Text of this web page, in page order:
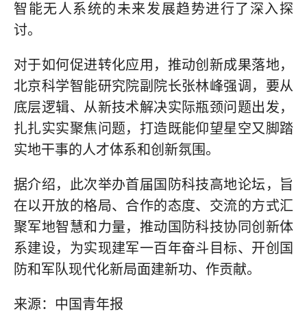
智能无人系统的未来发展趋势进行了深入探
讨。
对于如何促进转化应用，推动创新成果落地，
北京科学智能研究院副院长张林峰强调，要从
底层逻辑、从新技术解决实际瓶颈问题出发，
扎扎实实聚焦问题，打造既能仰望星空又脚踏
实地干事的人才体系和创新氛围。
据介绍，此次举办首届国防科技高地论坛，旨
在以开放的格局、合作的态度、交流的方式汇
聚军地智慧和力量，推动国防科技协同创新体
系建设，为实现建军一百年奋斗目标、开创国
防和军队现代化新局面建新功、作贡献。
来源：中国青年报